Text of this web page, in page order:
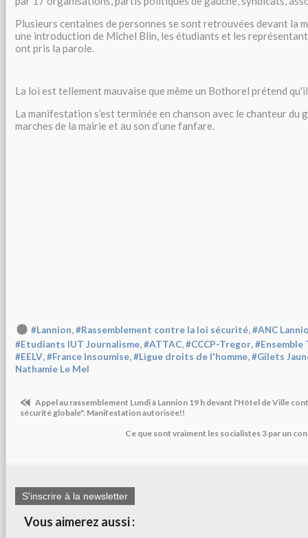
Plusieurs centaines de personnes se sont retrouvées devant la
une introduction de Michel Blin, les étudiants et les
ont pris la parole.
La loi est tellement mauvaise que même un Bothorel prétend
La manifestation s’est terminée en chanson avec le chanteur du
marches de la mairie et au son d’une fanfare.
#Lannion,#Rassemblement contre la loi sécurité,#ANC
#Etudiants IUT Journalisme,#ATTAC,#CCCP-Tregor,#Ensemble
#EELV,#France Insoumise,#Ligue droits de l'homme,#Gilets
Nathamie Le Mel
Appel au rassemblement Lundi à Lannion 19 h devant l'Hôtel de Ville
sécurité globale". Manifestation autorisée!!
Ce que sont vraiment les socialistes 3 par un
S'inscrire à la newsletter
Vous aimerez aussi :